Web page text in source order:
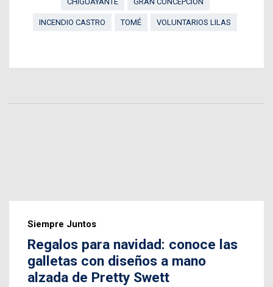
INCENDIO CASTRO TOMÉ VOLUNTARIOS LILAS
Siempre Juntos
Regalos para navidad: conoce las
galletas con diseños a mano
alzada de Pretty Swett